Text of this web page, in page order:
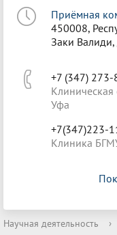
Приёмная
450008,
Заки
+7 (347)
Клиническая
Уфа
+7(347)223-
Клиника
Научная деятельность ›